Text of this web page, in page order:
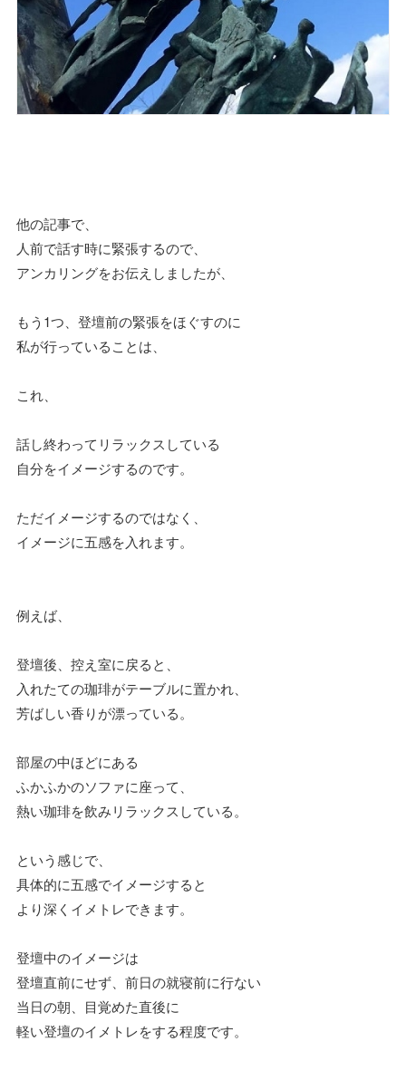
他の記事で、
人前で話す時に緊張するので、
アンカリングをお伝えしましたが、
もう1つ、登壇前の緊張をほぐすのに
私が行っていることは、
これ、
話し終わってリラックスしている
自分をイメージするのです。
ただイメージするのではなく、
イメージに五感を入れます。
例えば、
登壇後、控え室に戻ると、
入れたての珈琲がテーブルに置かれ、
芳ばしい香りが漂っている。
部屋の中ほどにある
ふかふかのソファに座って、
熱い珈琲を飲みリラックスしている。
という感じで、
具体的に五感でイメージすると
より深くイメトレできます。
登壇中のイメージは
登壇直前にせず、前日の就寝前に行ない
当日の朝、目覚めた直後に
軽い登壇のイメトレをする程度です。